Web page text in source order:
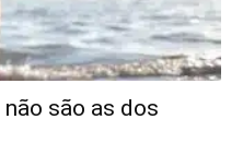
são as dos